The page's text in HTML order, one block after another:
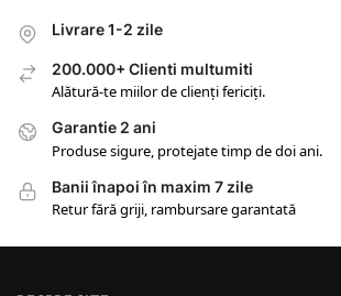
Livrare 1-2 zile
200.000+ Clienti multumiti
Alătură-te miilor de clienți fericiți.
Garantie 2 ani
Produse sigure, protejate timp de doi ani.
Banii înapoi în maxim 7 zile
Retur fără griji, rambursare garantată